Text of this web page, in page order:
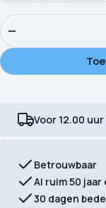
−
Voor 12.00
Betrouwbaar
Al ruim 50
30 dagen